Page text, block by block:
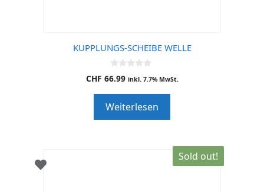
KUPPLUNGS-SCHEIBE WELLE
0
o
o
f
5
CHF 66.99 inkl. 7.7% MwSt.
Weiterlesen
Sold out!